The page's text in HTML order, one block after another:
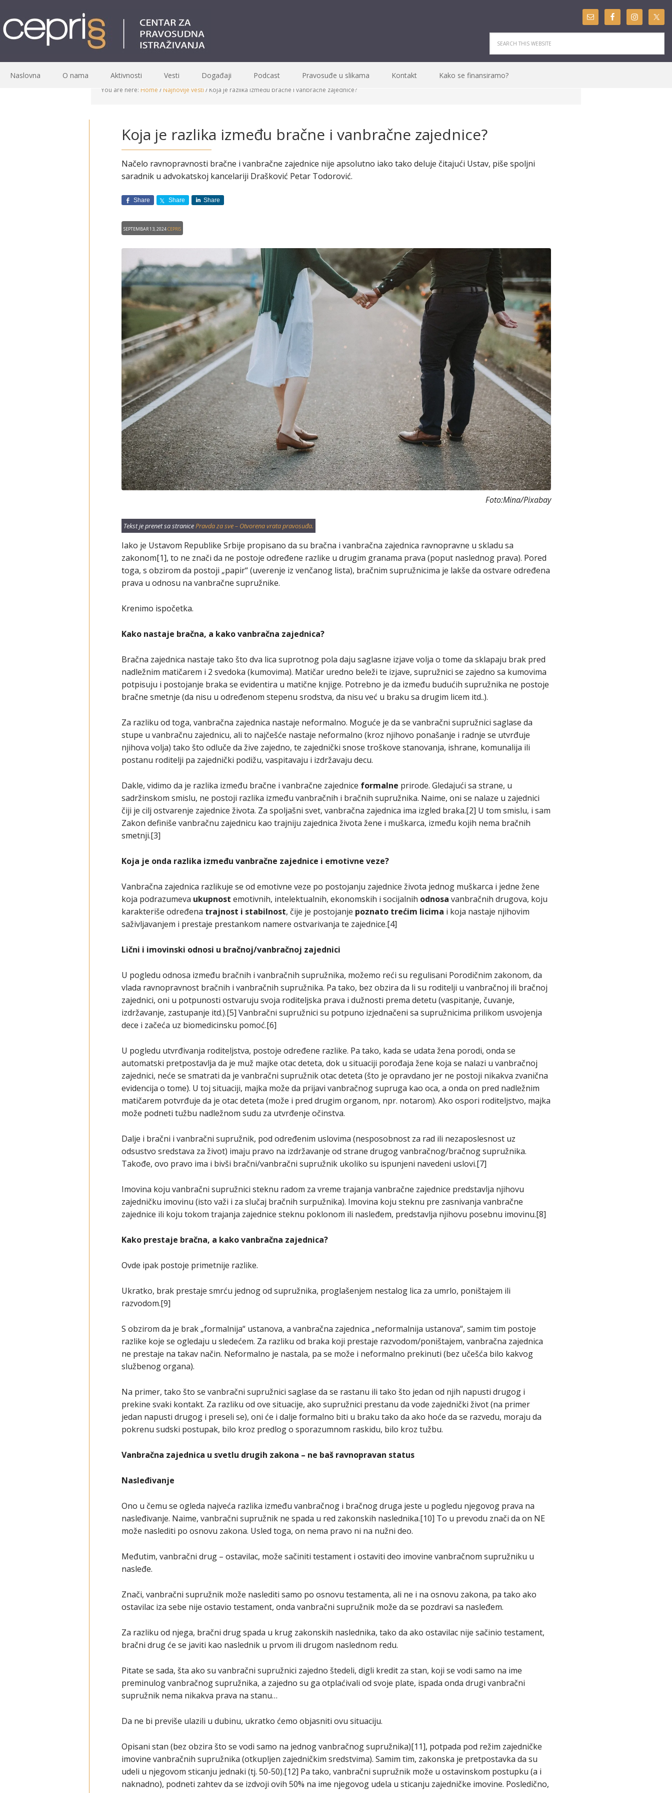
Naslovna O nama Aktivnosti Vesti Događaji Podcast Pravosuđe u slikama Kontakt Kako se finansiramo?
You are here: Home /Najnovije vesti /Koja je razlika između bračne i vanbračne zajednice?
Koja je razlika između bračne i vanbračne zajednice?
Načelo ravnopravnosti bračne i vanbračne zajednice nije apsolutno iako tako deluje čitajući Ustav, piše spoljni
saradnik u advokatskoj kancelariji Drašković Petar Todorović.
Share Share Share
Septembar 13, 2024CEPRIS
Foto:Mina/Pixabay
Tekst je prenet sa stranicePravda za sve – Otvorena vrata pravosuđa.
Iako je Ustavom Republike Srbije propisano da su bračna i vanbračna zajednica ravnopravne u skladu sa
zakonom[1], to ne znači da ne postoje određene razlike u drugim granama prava (poput naslednog prava). Pored
toga, s obzirom da postoji „papir“ (uverenje iz venčanog lista), bračnim supružnicima je lakše da ostvare određena
prava u odnosu na vanbračne supružnike.
Krenimo ispočetka.
Kako nastaje bračna, a kako vanbračna zajednica?
Bračna zajednica nastaje tako što dva lica suprotnog pola daju saglasne izjave volja o tome da sklapaju brak pred
nadležnim matičarem i 2 svedoka (kumovima). Matičar uredno beleži te izjave, supružnici se zajedno sa kumovima
potpisuju i postojanje braka se evidentira u matične knjige. Potrebno je da između budućih supružnika ne postoje
bračne smetnje (da nisu u određenom stepenu srodstva, da nisu već u braku sa drugim licem itd..).
Za razliku od toga, vanbračna zajednica nastaje neformalno. Moguće je da se vanbračni supružnici saglase da
stupe u vanbračnu zajednicu, ali to najčešće nastaje neformalno (kroz njihovo ponašanje i radnje se utvrđuje
njihova volja) tako što odluče da žive zajedno, te zajednički snose troškove stanovanja, ishrane, komunalija ili
postanu roditelji pa zajednički podižu, vaspitavaju i izdržavaju decu.
Dakle, vidimo da je razlika između bračne i vanbračne zajednice formalne prirode. Gledajući sa strane, u
sadržinskom smislu, ne postoji razlika između vanbračnih i bračnih supružnika. Naime, oni se nalaze u zajednici
čiji je cilj ostvarenje zajednice života. Za spoljašni svet, vanbračna zajednica ima izgled braka.[2] U tom smislu, i sam
Zakon definiše vanbračnu zajednicu kao trajniju zajednica života žene i muškarca, između kojih nema bračnih
smetnji.[3]
Koja je onda razlika između vanbračne zajednice i emotivne veze?
Vanbračna zajednica razlikuje se od emotivne veze po postojanju zajednice života jednog muškarca i jedne žene
koja podrazumeva ukupnost emotivnih, intelektualnih, ekonomskih i socijalnih odnosa vanbračnih drugova, koju
karakteriše određena trajnost i stabilnost, čije je postojanje poznato trećim licima i koja nastaje njihovim
saživljavanjem i prestaje prestankom namere ostvarivanja te zajednice.[4]
Lični i imovinski odnosi u bračnoj/vanbračnoj zajednici
U pogledu odnosa između bračnih i vanbračnih supružnika, možemo reći su regulisani Porodičnim zakonom, da
vlada ravnopravnost bračnih i vanbračnih supružnika. Pa tako, bez obzira da li su roditelji u vanbračnoj ili bračnoj
zajednici, oni u potpunosti ostvaruju svoja roditeljska prava i dužnosti prema detetu (vaspitanje, čuvanje,
izdržavanje, zastupanje itd.).[5] Vanbračni supružnici su potpuno izjednačeni sa supružnicima prilikom usvojenja
dece i začeća uz biomedicinsku pomoć.[6]
U pogledu utvrđivanja roditeljstva, postoje određene razlike. Pa tako, kada se udata žena porodi, onda se
automatski pretpostavlja da je muž majke otac deteta, dok u situaciji porođaja žene koja se nalazi u vanbračnoj
zajednici, neće se smatrati da je vanbračni supružnik otac deteta (što je opravdano jer ne postoji nikakva zvanična
evidencija o tome). U toj situaciji, majka može da prijavi vanbračnog supruga kao oca, a onda on pred nadležnim
matičarem potvrđuje da je otac deteta (može i pred drugim organom, npr. notarom). Ako ospori roditeljstvo, majka
može podneti tužbu nadležnom sudu za utvrđenje očinstva.
Dalje i bračni i vanbračni supružnik, pod određenim uslovima (nesposobnost za rad ili nezaposlesnost uz
odsustvo sredstava za život) imaju pravo na izdržavanje od strane drugog vanbračnog/bračnog supružnika.
Takođe, ovo pravo ima i bivši bračni/vanbračni supružnik ukoliko su ispunjeni navedeni uslovi.[7]
Imovina koju vanbračni supružnici steknu radom za vreme trajanja vanbračne zajednice predstavlja njihovu
zajedničku imovinu (isto važi i za slučaj bračnih surpužnika). Imovina koju steknu pre zasnivanja vanbračne
zajednice ili koju tokom trajanja zajednice steknu poklonom ili nasleđem, predstavlja njihovu posebnu imovinu.[8]
Kako prestaje bračna, a kako vanbračna zajednica?
Ovde ipak postoje primetnije razlike.
Ukratko, brak prestaje smrću jednog od supružnika, proglašenjem nestalog lica za umrlo, poništajem ili
razvodom.[9]
S obzirom da je brak „formalnija“ ustanova, a vanbračna zajednica „neformalnija ustanova“, samim tim postoje
razlike koje se ogledaju u sledećem. Za razliku od braka koji prestaje razvodom/poništajem, vanbračna zajednica
ne prestaje na takav način. Neformalno je nastala, pa se može i neformalno prekinuti (bez učešća bilo kakvog
službenog organa).
Na primer, tako što se vanbračni supružnici saglase da se rastanu ili tako što jedan od njih napusti drugog i
prekine svaki kontakt. Za razliku od ove situacije, ako supružnici prestanu da vode zajednički život (na primer
jedan napusti drugog i preseli se), oni će i dalje formalno biti u braku tako da ako hoće da se razvedu, moraju da
pokrenu sudski postupak, bilo kroz predlog o sporazumnom raskidu, bilo kroz tužbu.
Vanbračna zajednica u svetlu drugih zakona – ne baš ravnopravan status
Nasleđivanje
Ono u čemu se ogleda najveća razlika između vanbračnog i bračnog druga jeste u pogledu njegovog prava na
nasleđivanje. Naime, vanbračni supružnik ne spada u red zakonskih naslednika.[10] To u prevodu znači da on NE
može naslediti po osnovu zakona. Usled toga, on nema pravo ni na nužni deo.
Međutim, vanbračni drug – ostavilac, može sačiniti testament i ostaviti deo imovine vanbračnom supružniku u
nasleđe.
Znači, vanbračni supružnik može naslediti samo po osnovu testamenta, ali ne i na osnovu zakona, pa tako ako
ostavilac iza sebe nije ostavio testament, onda vanbračni supružnik može da se pozdravi sa nasleđem.
Za razliku od njega, bračni drug spada u krug zakonskih naslednika, tako da ako ostavilac nije sačinio testament,
bračni drug će se javiti kao naslednik u prvom ili drugom naslednom redu.
Pitate se sada, šta ako su vanbračni supružnici zajedno štedeli, digli kredit za stan, koji se vodi samo na ime
preminulog vanbračnog supružnika, a zajedno su ga otplaćivali od svoje plate, ispada onda drugi vanbračni
supružnik nema nikakva prava na stanu…
Da ne bi previše ulazili u dubinu, ukratko ćemo objasniti ovu situaciju.
Opisani stan (bez obzira što se vodi samo na jednog vanbračnog supružnika)[11], potpada pod režim zajedničke
imovine vanbračnih supružnika (otkupljen zajedničkim sredstvima). Samim tim, zakonska je pretpostavka da su
udeli u njegovom sticanju jednaki (tj. 50-50).[12] Pa tako, vanbračni supružnik može u ostavinskom postupku (a i
naknadno), podneti zahtev da se izdvoji ovih 50% na ime njegovog udela u sticanju zajedničke imovine. Posledično,